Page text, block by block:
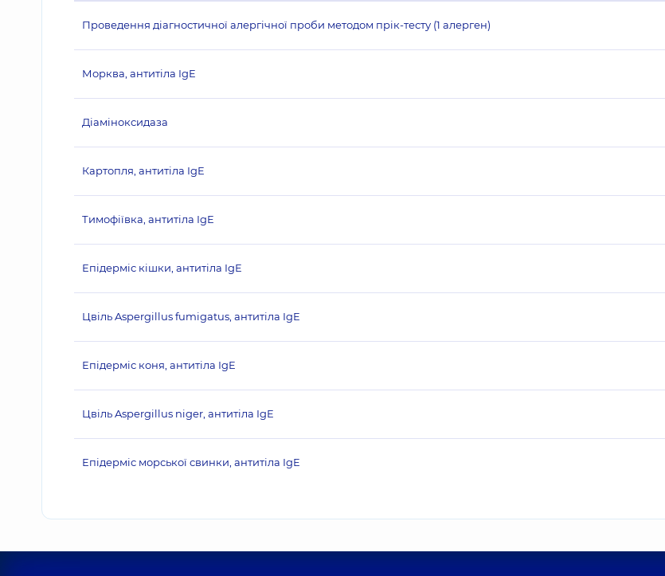
Проведення діагностичної алергічної проби методом прік-тесту (1 алерген)
Морква, антитіла IgE
Діаміноксидаза
Картопля, антитіла IgE
Тимофіївка, антитіла IgE
Епідерміс кішки, антитіла IgE
Цвіль Aspergillus fumigatus, антитіла IgE
Епідерміс коня, антитіла IgE
Цвіль Aspergillus niger, антитіла IgE
Епідерміс морської свинки, антитіла IgE